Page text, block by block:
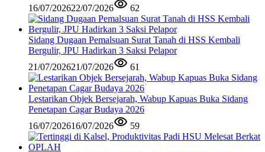
16/07/202622/07/2026 62
Sidang Dugaan Pemalsuan Surat Tanah di HSS Kembali
Bergulir, JPU Hadirkan 3 Saksi Pelapor
21/07/202621/07/2026 61
Lestarikan Objek Bersejarah, Wabup Kapuas Buka Sidang
Penetapan Cagar Budaya 2026
16/07/202616/07/2026 59